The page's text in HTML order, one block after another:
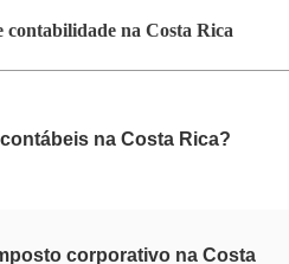
contabilidade na Costa Rica
na Costa Rica?
corporativo na Costa